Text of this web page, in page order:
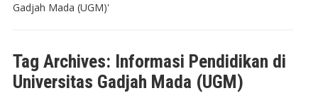
Gadjah Mada (UGM)'
Tag Archives: Informasi Pendidikan di
Universitas Gadjah Mada (UGM)